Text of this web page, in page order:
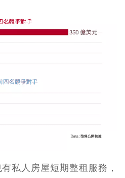
私人房屋短期整租服務，